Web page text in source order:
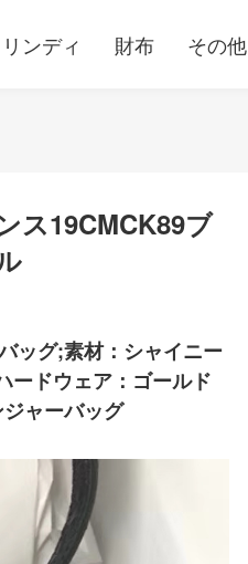
リンディ 財布 その他
ス19CMCK89ブ
ッグ;素材：シャイニー
ードウェア：ゴールド
ャーバッグ